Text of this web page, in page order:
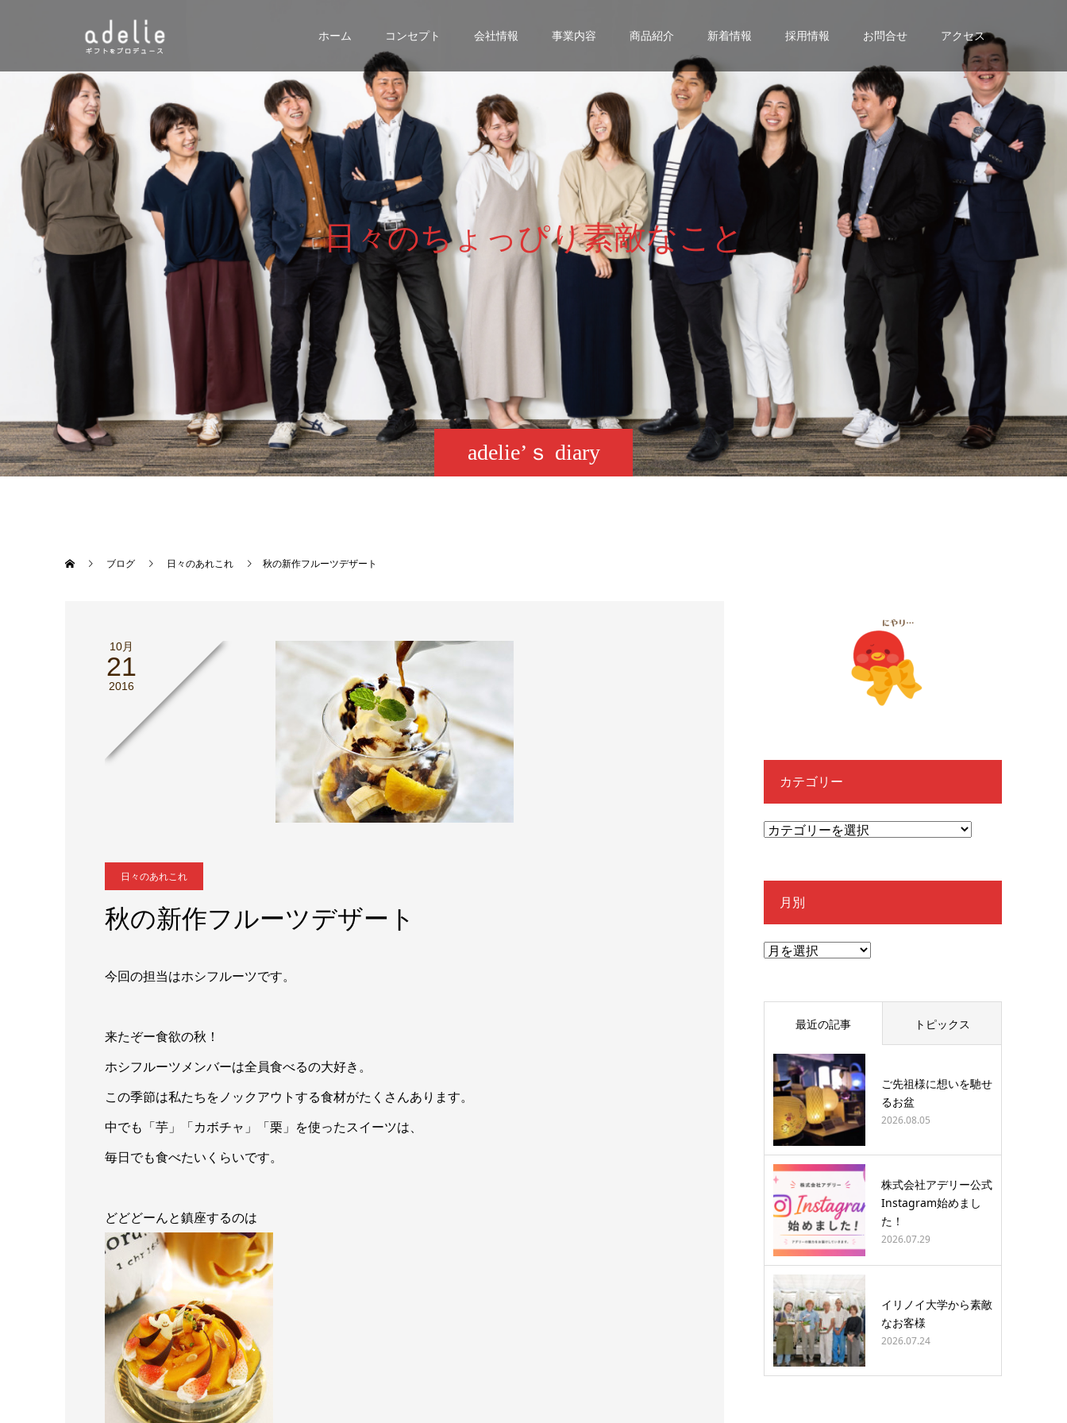
ホーム コンセプト 会社情報 事業内容 商品紹介 新着情報 採用情報 お問合せ アクセス
adelie’ｓ diary
日 々のちょ っ ぴり素敵なこ と
ブログ 日々のあれこれ 秋の新作フルーツデザート
10月
21
2016
日々のあれこれ
秋の新作フルーツデザート
今回の担当はホシフルーツです。
来たぞー食欲の秋！
ホシフルーツメンバーは全員食べるの大好き。
この季節は私たちをノックアウトする食材がたくさんあります。
中でも「芋」「カボチャ」「栗」を使ったスイーツは、
毎日でも食べたいくらいです。
どどどーんと鎮座するのは
カテゴリー
月別
最近の記事 トピックス
ご先祖様に想いを馳せ
るお盆
2026.08.05
株式会社アデリー公式
Instagram始めまし
た！
2026.07.29
イリノイ大学から素敵
なお客様
2026.07.24